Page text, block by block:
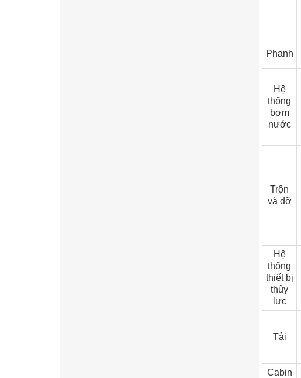
Phanh
Hệ
thống
bơm
nước
Trộn
và dỡ
Hệ
thống
thiết bị
thủy
lực
Tải
Cabin